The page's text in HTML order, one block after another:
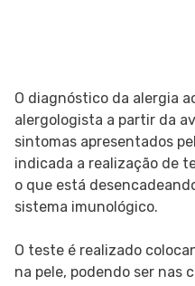
O diagnóstico da alergia
alergologista a partir da
sintomas apresentados
indicada a realização de
o que está
sistema imunológico.
O teste é realizado
na pele, podendo ser nas